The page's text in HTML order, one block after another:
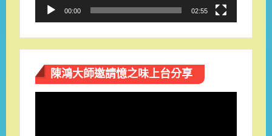
00:00 02:55
陳鴻大師邀請憶之味上台分享